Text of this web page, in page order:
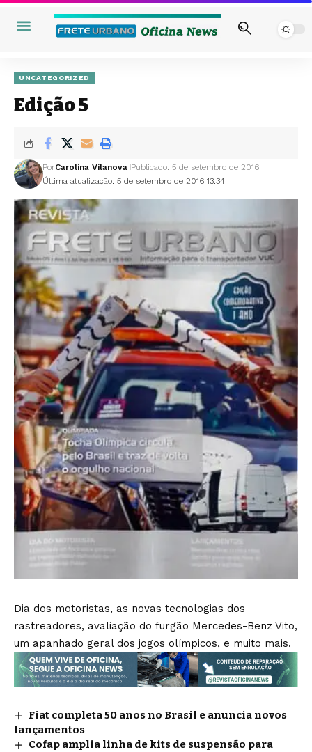
UNCATEGORIZED
Edição 5
Última atualização: 5 de setembro de 2016 13:34
PorCarolina Vilanova Publicado: 5 de setembro de 2016
Dia dos motoristas, as novas tecnologias dos
rastreadores, avaliação do furgão Mercedes-Benz Vito,
um apanhado geral dos jogos olímpicos, e muito mais.
Fiat completa 50 anos no Brasil e anuncia novos
lançamentos
Cofap amplia linha de kits de suspensão para